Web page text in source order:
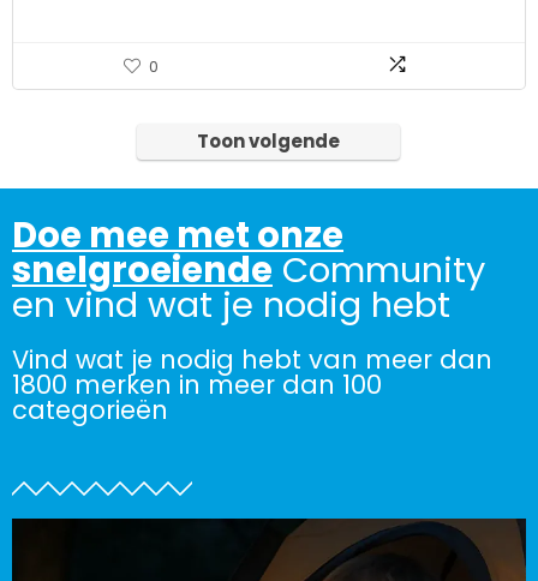
0
Toon volgende
Doe mee met onze
snelgroeiende Community
en vind wat je nodig hebt
Vind wat je nodig hebt van meer dan
1800 merken in meer dan 100
categorieën